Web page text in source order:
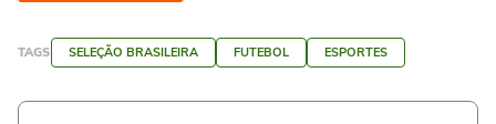
TAGS SELEÇÃO BRASILEIRA FUTEBOL ESPORTES